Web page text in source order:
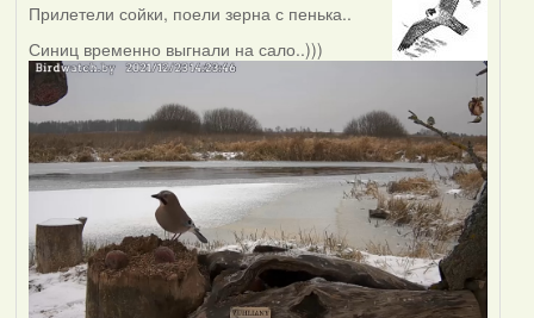
Прилетели сойки, поели зерна с пенька..
Синиц временно выгнали на сало..)))